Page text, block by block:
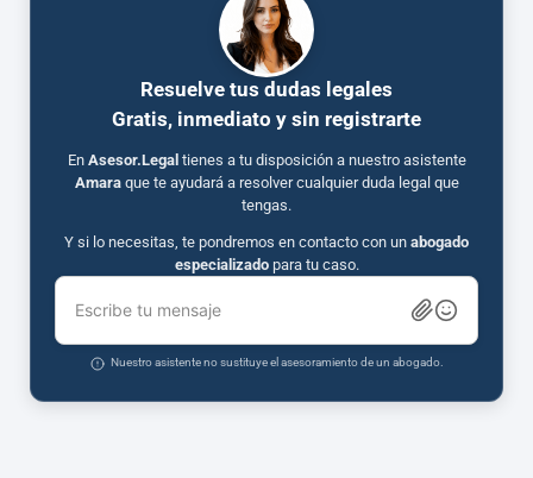
Resuelve tus dudas legales
Gratis, inmediato y sin registrarte
En Asesor.Legal tienes a tu disposición a nuestro asistente
Amaraque te ayudará a resolver cualquier duda legal que
tengas.
Y si lo necesitas, te pondremos en contacto con un abogado
especializadopara tu caso.
Escribe tu mensaje
Nuestro asistente no sustituye el asesoramiento de un abogado.